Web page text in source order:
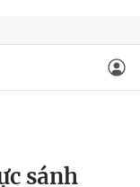
sánh